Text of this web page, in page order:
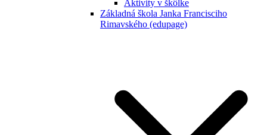
Aktivity v škôlke
Základná škola Janka Francisciho
Rimavského (edupage)